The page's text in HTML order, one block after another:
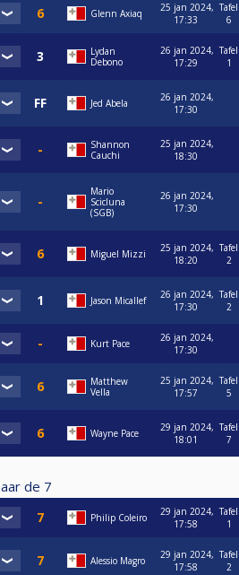
Glenn Axiaq
25 jan 2024,
17:33
Tafel
6
Lydan
Debono
26 jan 2024,
17:29
Tafel
1
Jed Abela
26 jan 2024,
17:30
Shannon
Cauchi
25 jan 2024,
18:30
Mario
Scicluna
(SGB)
26 jan 2024,
17:30
Miguel Mizzi
25 jan 2024,
18:20
Tafel
2
Jason Micallef
26 jan 2024,
17:30
Tafel
2
Kurt Pace
26 jan 2024,
17:30
Matthew
Vella
25 jan 2024,
17:57
Tafel
5
Wayne Pace
29 jan 2024,
18:01
Tafel
7
de 7
Philip Coleiro
29 jan 2024,
17:58
Tafel
1
Alessio Magro
29 jan 2024,
17:58
Tafel
2